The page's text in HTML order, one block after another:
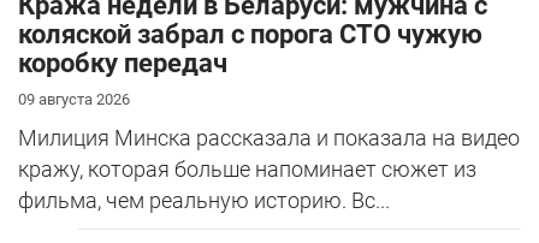
коляской забрал с порога СТО чужую
коробку передач
09 августа 2026
Милиция Минска рассказала и показала на видео
кражу, которая больше напоминает сюжет из
фильма, чем реальную историю. Вс...